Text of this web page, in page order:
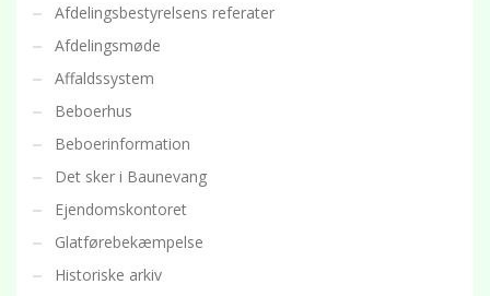
Afdelingsbestyrelsens referater
Afdelingsmøde
Affaldssystem
Beboerhus
Beboerinformation
Det sker i Baunevang
Ejendomskontoret
Glatførebekæmpelse
Historiske arkiv